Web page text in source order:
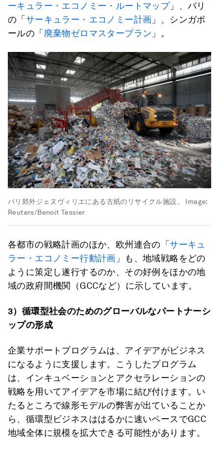
ーキュラー・エコノミー・ルートマップ」、パリ
の「 サーキュラー・エコノミー計画 」、シンガポ
ールの「 廃棄物ゼロマスタープラン 」。
パリ郊外ジェヌヴィリエにある古紙のリサイクル施設。
Image:
Reuters/Benoit Tessier
各都市の戦略計画のほか、欧州連合の「サーキュ
ラー・エコノミー行動計画 」も、地域戦略をどの
ように策定し遂行するのか、その好例をほかの地
域の政府間機関（GCCなど）に示しています。
3）循環型社会のためのグローバルなパートナーシ
ップの形成
企業サポートプログラムは、アイデアがビジネス
になるように支援します。こうしたプログラム
は、インキュベーションとアクセラレーションの
戦略を用いてアイデアを市場に結び付けます。い
たるところで線形モデルの弊害が出ていることか
ら、循環型ビジネスははるかに速いペースでGCC
地域全体に規模を拡大できる可能性があります。